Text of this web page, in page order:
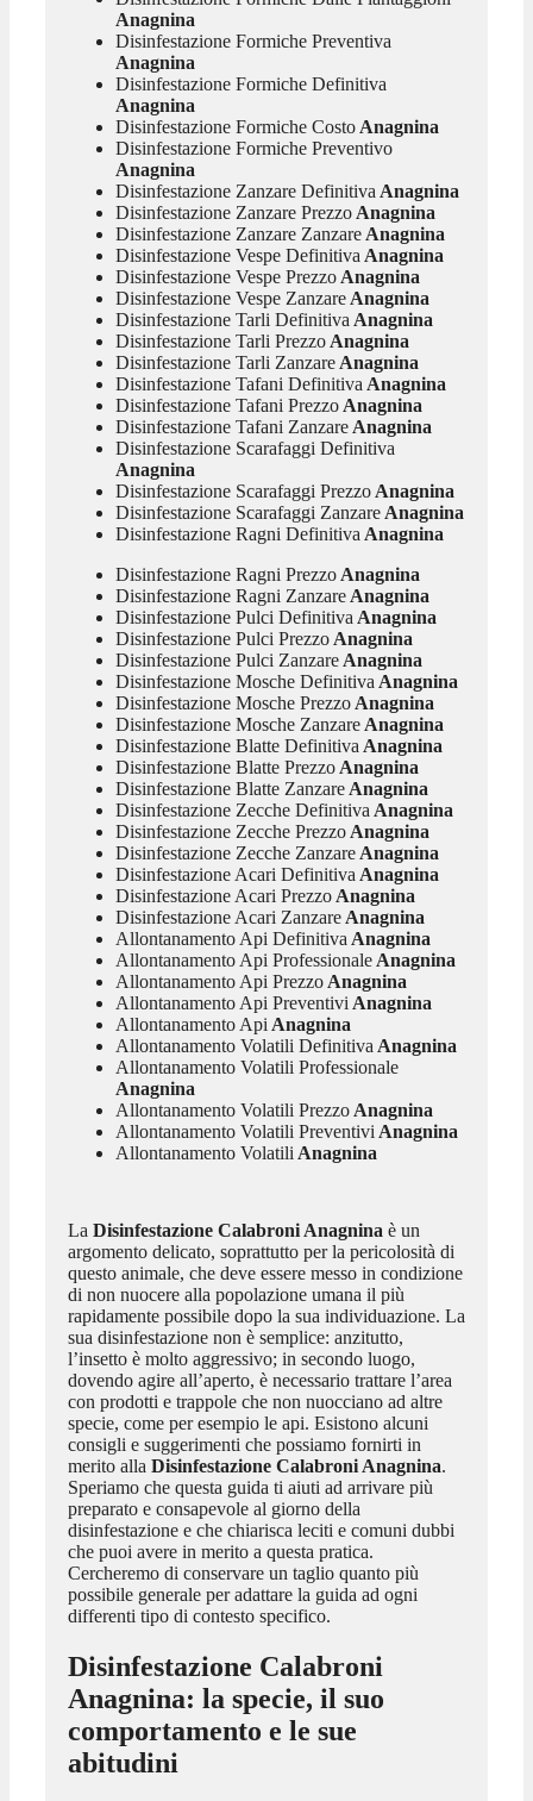
Anagnina
Disinfestazione Formiche Preventiva
Anagnina
Disinfestazione Formiche Definitiva
Anagnina
Disinfestazione Formiche CostoAnagnina
Disinfestazione Formiche Preventivo
Anagnina
Disinfestazione Zanzare Definitiva Anagnina
Disinfestazione Zanzare PrezzoAnagnina
Disinfestazione Zanzare ZanzareAnagnina
Disinfestazione Vespe Definitiva Anagnina
Disinfestazione Vespe PrezzoAnagnina
Disinfestazione Vespe ZanzareAnagnina
Disinfestazione Tarli Definitiva Anagnina
Disinfestazione Tarli PrezzoAnagnina
Disinfestazione Tarli ZanzareAnagnina
Disinfestazione Tafani Definitiva Anagnina
Disinfestazione Tafani PrezzoAnagnina
Disinfestazione Tafani ZanzareAnagnina
Disinfestazione Scarafaggi Definitiva
Anagnina
Disinfestazione Scarafaggi PrezzoAnagnina
Disinfestazione Scarafaggi ZanzareAnagnina
Disinfestazione Ragni Definitiva Anagnina
Disinfestazione Ragni PrezzoAnagnina
Disinfestazione Ragni ZanzareAnagnina
Disinfestazione Pulci Definitiva Anagnina
Disinfestazione Pulci PrezzoAnagnina
Disinfestazione Pulci ZanzareAnagnina
Disinfestazione Mosche Definitiva Anagnina
Disinfestazione Mosche PrezzoAnagnina
Disinfestazione Mosche ZanzareAnagnina
Disinfestazione Blatte Definitiva Anagnina
Disinfestazione Blatte PrezzoAnagnina
Disinfestazione Blatte ZanzareAnagnina
Disinfestazione Zecche Definitiva Anagnina
Disinfestazione Zecche PrezzoAnagnina
Disinfestazione Zecche ZanzareAnagnina
Disinfestazione Acari Definitiva Anagnina
Disinfestazione Acari PrezzoAnagnina
Disinfestazione Acari ZanzareAnagnina
Allontanamento Api Definitiva Anagnina
Allontanamento Api ProfessionaleAnagnina
Allontanamento Api PrezzoAnagnina
Allontanamento Api Preventivi Anagnina
Allontanamento Api Anagnina
Allontanamento Volatili Definitiva Anagnina
Allontanamento Volatili Professionale
Anagnina
Allontanamento Volatili PrezzoAnagnina
Allontanamento Volatili Preventivi Anagnina
Allontanamento Volatili Anagnina
La Disinfestazione Calabroni Anagnina è un
argomento delicato, soprattutto per la pericolosità di
questo animale, che deve essere messo in condizione
di non nuocere alla popolazione umana il più
rapidamente possibile dopo la sua individuazione. La
sua disinfestazione non è semplice: anzitutto,
l’insetto è molto aggressivo; in secondo luogo,
dovendo agire all’aperto, è necessario trattare l’area
con prodotti e trappole che non nuocciano ad altre
specie, come per esempio le api. Esistono alcuni
consigli e suggerimenti che possiamo fornirti in
merito alla Disinfestazione Calabroni Anagnina.
Speriamo che questa guida ti aiuti ad arrivare più
preparato e consapevole al giorno della
disinfestazione e che chiarisca leciti e comuni dubbi
che puoi avere in merito a questa pratica.
Cercheremo di conservare un taglio quanto più
possibile generale per adattare la guida ad ogni
differenti tipo di contesto specifico.
Disinfestazione Calabroni
Anagnina: la specie, il suo
comportamento e le sue
abitudini